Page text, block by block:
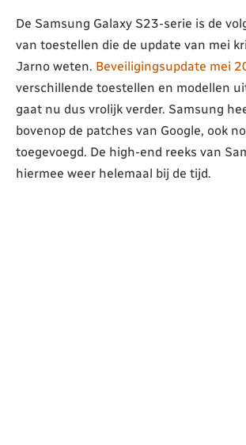
De Samsung Galaxy S23-serie is de
van toestellen die de update van mei
Jarno weten. Beveiligingsupdate mei
verschillende toestellen en modellen
gaat nu dus vrolijk verder. Samsung
bovenop de patches van Google, ook
toegevoegd. De high-end reeks van
hiermee weer helemaal bij de tijd.